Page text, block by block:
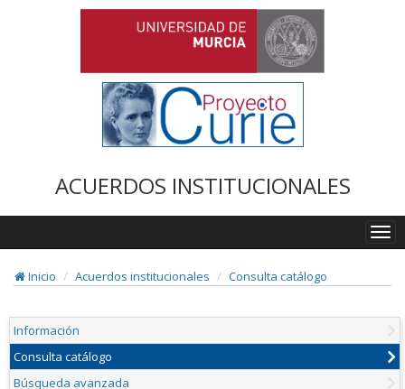
ACUERDOS INSTITUCIONALES
Inicio
Acuerdos institucionales Consulta catálogo
Información
Consulta catálogo
Búsqueda avanzada